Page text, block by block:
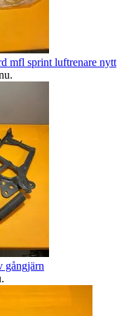
mfl sprint luftrenare nytt
.
gångjärn
.